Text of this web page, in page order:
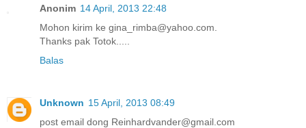
Anonim 14 April, 2013 22:48
Mohon kirim ke gina_rimba@yahoo.com.
Thanks pak Totok.....
Balas
Unknown 15 April, 2013 08:49
post email dong Reinhardvander@gmail.com